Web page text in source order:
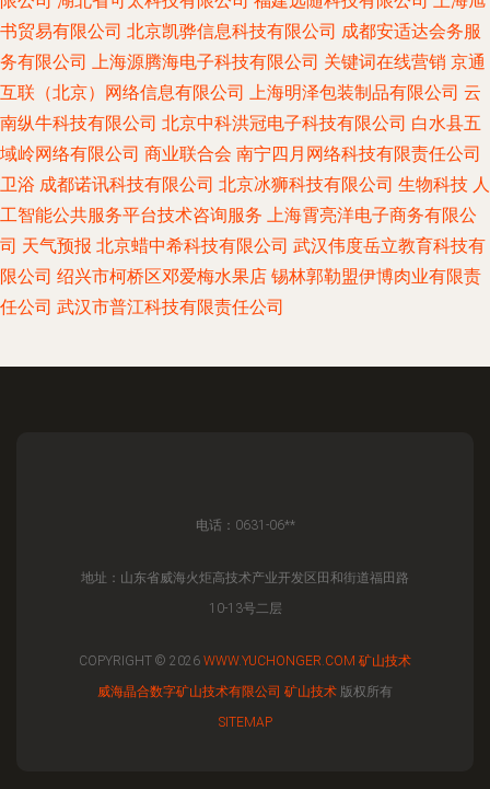
书贸易有限公司 北京凯骅信息科技有限公司 成都安适达会务服
务有限公司
上海源腾海电子科技有限公司 关键词在线营销 京通
互联（北京）网络信息有限公司
上海明泽包装制品有限公司 云
南纵牛科技有限公司 北京中科洪冠电子科技有限公司 白水县五
域岭网络有限公司 商业联合会 南宁四月网络科技有限责任公司
卫浴 成都诺讯科技有限公司 北京冰狮科技有限公司 生物科技 人
工智能公共服务平台技术咨询服务
上海霄亮洋电子商务有限公
司 天气预报 北京蜡中希科技有限公司 武汉伟度岳立教育科技有
限公司 绍兴市柯桥区邓爱梅水果店 锡林郭勒盟伊博肉业有限责
任公司 武汉市普江科技有限责任公司
电话：0631-06**
地址：山东省威海火炬高技术产业开发区田和街道福田路
10-13号二层
COPYRIGHT © 2026 WWW.YUCHONGER.COM 矿山技术
威海晶合数字矿山技术有限公司 矿山技术 版权所有
SITEMAP